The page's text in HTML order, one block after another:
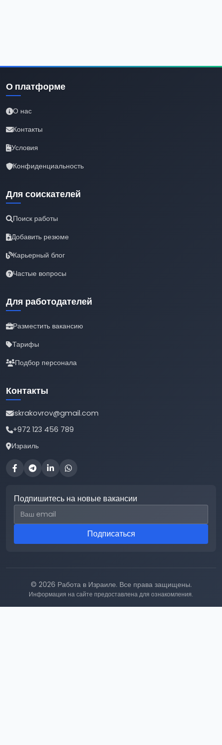
О платформе
О нас
Контакты
Условия
Конфиденциальность
Для соискателей
Поиск работы
Добавить резюме
Карьерный блог
Частые вопросы
Для работодателей
Разместить вакансию
Тарифы
Подбор персонала
Контакты
iskrakovrov@gmail.com
+972 123 456 789
Израиль
Подпишитесь на новые вакансии
Email для подписки
Подписаться
© 2026 Работа в Израиле. Все права защищены.
Информация на сайте предоставлена для ознакомления.